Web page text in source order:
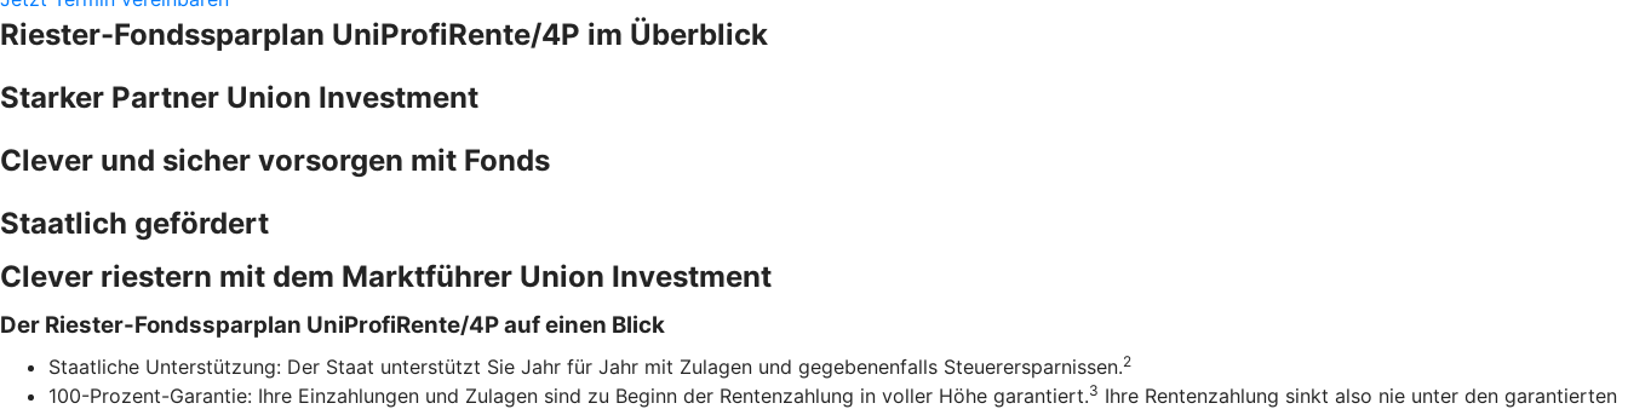
Riester-Fondssparplan UniProfiRente/4P im Überblick
Starker Partner Union Investment
Clever und sicher vorsorgen mit Fonds
Staatlich gefördert
Clever riestern mit dem Marktführer Union Investment
Der Riester-Fondssparplan UniProfiRente/4P auf einen Blick
Staatliche Unterstützung: Der Staat unterstützt Sie Jahr für Jahr mit Zulagen und gegebenenfalls Steuerersparnissen.2
100-Prozent-Garantie: Ihre Einzahlungen und Zulagen sind zu Beginn der Rentenzahlung in voller Höhe garantiert.3 Ihre Rentenzahlung sinkt also nie unter den garantierten